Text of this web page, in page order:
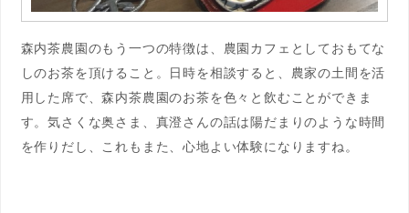
森内茶農園のもう一つの特徴は、農園カフェとしておもてな
しのお茶を頂けること。日時を相談すると、農家の土間を活
用した席で、森内茶農園のお茶を色々と飲むことができま
す。気さくな奥さま、真澄さんの話は陽だまりのような時間
を作りだし、これもまた、心地よい体験になりますね。